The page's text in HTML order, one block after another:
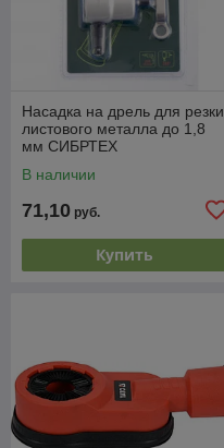
Насадка на дрель для резки
листового металла до 1,8
мм СИБРТЕХ
В наличии
71,10 руб.
Купить